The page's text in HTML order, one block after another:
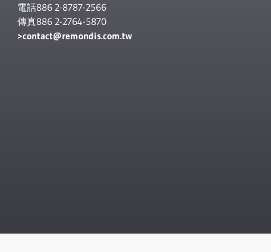
電話886 2-8787-2566
傳真886 2-2764-5870
contact@remondis.com.tw